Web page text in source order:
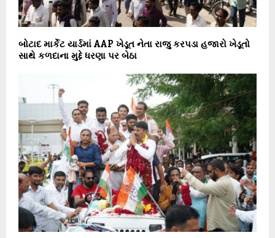
બોટાદ માર્કેટ યાર્ડમાં AAP ખેડૂત નેતા રાજુ કરપડા હજારો ખેડૂતો
સાથે કળદાના મુદ્દે ધરણા પર બેઠા